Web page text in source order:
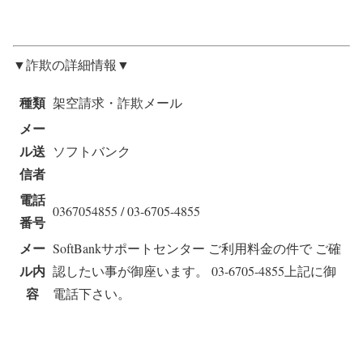
▼詐欺の詳細情報▼
種類 架空請求・詐欺メール
メー
ル送
信者
ソフトバンク
電話
番号
0367054855 / 03-6705-4855
メー
ル内
容
SoftBankサポートセンター ご利用料金の件で ご確
認したい事が御座います。 03-6705-4855上記に御
電話下さい。